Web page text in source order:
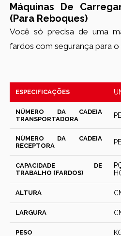
Máquinas De
(Para Reboques)
Você só precisa de uma
fardos com segurança para
ESPECIFICAÇÕES
NÚMERO DA CADEIA
TRANSPORTADORA
NÚMERO DA CADEIA
RECEPTORA
CAPACIDADE DE
TRABALHO (FARDOS)
ALTURA
LARGURA
PESO